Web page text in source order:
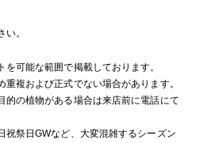
。
を可能な範囲で掲載しております。
重複および正式でない場合があります。
的の植物がある場合は来店前に電話にて
祝祭日GWなど、大変混雑するシーズン